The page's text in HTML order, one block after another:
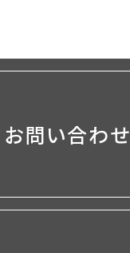
お問い合わせ